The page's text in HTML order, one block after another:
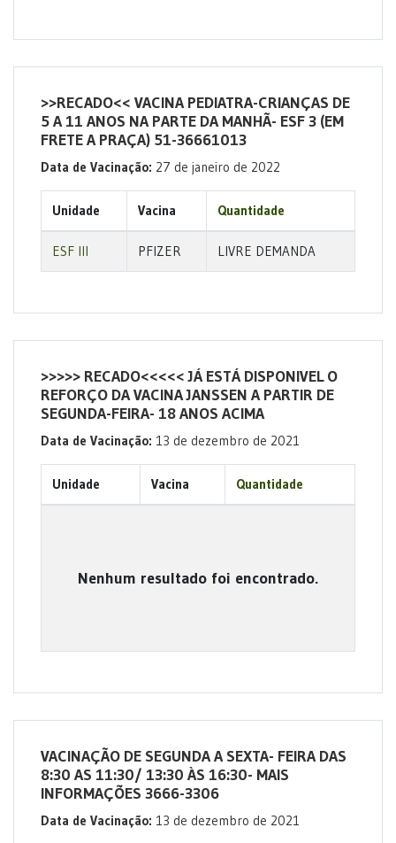
>>RECADO<< VACINA PEDIATRA-CRIANÇAS DE
5 A 11 ANOS NA PARTE DA MANHÃ- ESF 3 (EM
FRETE A PRAÇA) 51-36661013
Data de Vacinação: 27 de janeiro de 2022
Unidade Vacina Quantidade
ESF III PFIZER LIVRE DEMANDA
>>>>> RECADO<<<<< JÁ ESTÁ DISPONIVEL O
REFORÇO DA VACINA JANSSEN A PARTIR DE
SEGUNDA-FEIRA- 18 ANOS ACIMA
Data de Vacinação: 13 de dezembro de 2021
Unidade Vacina Quantidade
Nenhum resultado foi encontrado.
VACINAÇÃO DE SEGUNDA A SEXTA- FEIRA DAS
8:30 AS 11:30/ 13:30 ÀS 16:30- MAIS
INFORMAÇÕES 3666-3306
Data de Vacinação: 13 de dezembro de 2021